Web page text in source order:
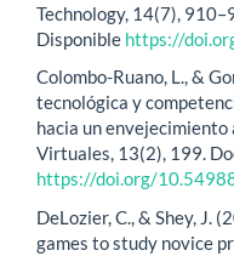
Technology, 14(7),
Disponible https://
Colombo-Ruano, L., &
tecnológica y
hacia un envejecimiento
Virtuales, 13(2), 199.
https://doi.org/
DeLozier, C., & Shey, J.
games to study novice